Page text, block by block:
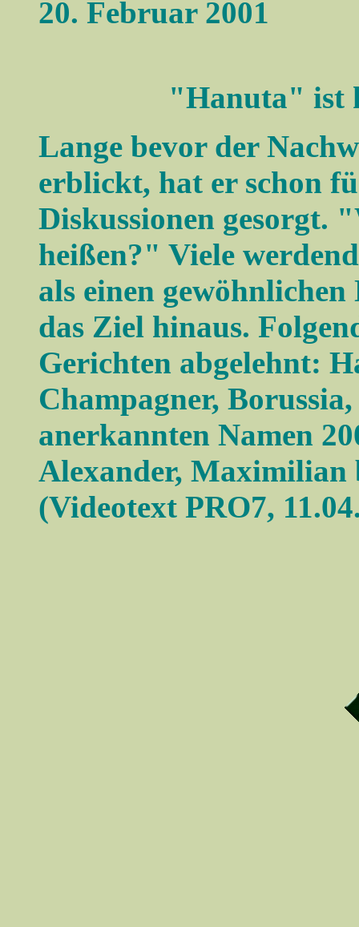
20. Februar 2001
"Hanuta" ist
Lange bevor der
erblickt, hat er schon
Diskussionen gesorgt.
heißen?" Viele
als einen
das Ziel hinaus.
Gerichten abgelehnt:
Champagner,
anerkannten Namen
Alexander, Maximilian
(Videotext PRO7,